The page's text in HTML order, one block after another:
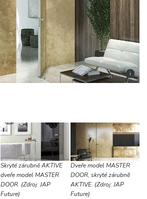
i
Skryté zárubně AKTIVE
dveře model MASTER
DOOR. (Zdroj: JAP
Future)
Dveře model MASTER
DOOR, skryté zárubně
AKTIVE. (Zdroj: JAP
Future)